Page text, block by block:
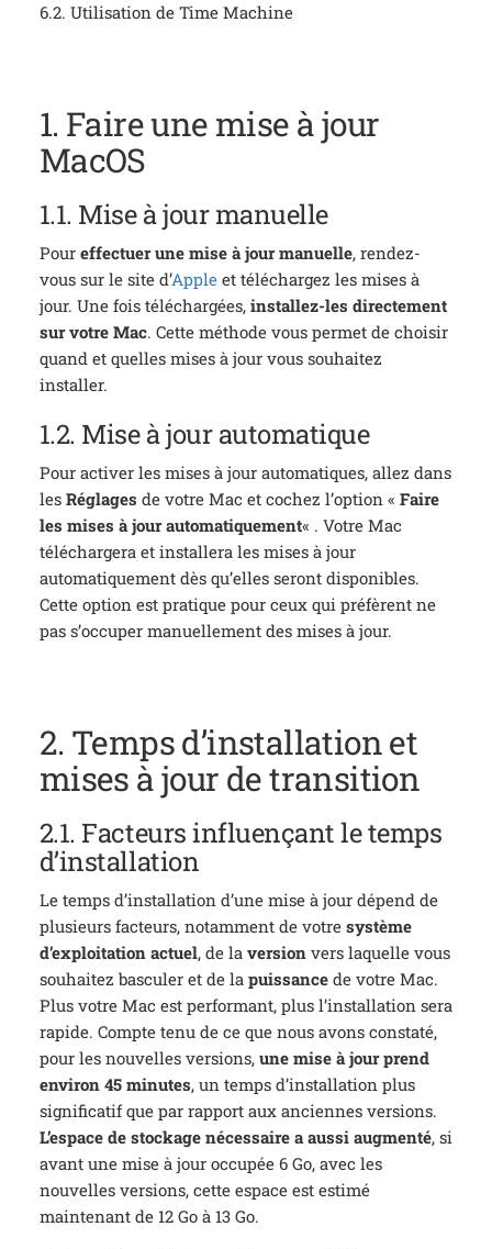
6.2. Utilisation de Time Machine
1. Faire une mise à jour
MacOS
1.1. Mise à jour manuelle
Pour effectuer une mise à jour manuelle, rendez-
vous sur le site d’Appleet téléchargez les mises à
jour. Une fois téléchargées, installez-les directement
sur votre Mac. Cette méthode vous permet de choisir
quand et quelles mises à jour vous souhaitez
installer.
1.2. Mise à jour automatique
Pour activer les mises à jour automatiques, allez dans
les Réglages de votre Mac et cochez l’option « Faire
les mises à jour automatiquement« . Votre Mac
téléchargera et installera les mises à jour
automatiquement dès qu’elles seront disponibles.
Cette option est pratique pour ceux qui préfèrent ne
pas s’occuper manuellement des mises à jour.
2. Temps d’installation et
mises à jour de transition
2.1. Facteurs influençant le temps
d’installation
Le temps d’installation d’une mise à jour dépend de
plusieurs facteurs, notamment de votre système
d’exploitation actuel, de la versionvers laquelle vous
souhaitez basculer et de la puissancede votre Mac.
Plus votre Mac est performant, plus l’installation sera
rapide. Compte tenu de ce que nous avons constaté,
pour les nouvelles versions, une mise à jour prend
environ 45 minutes, un temps d’installation plus
significatif que par rapport aux anciennes versions.
L’espace de stockage nécessaire a aussi augmenté, si
avant une mise à jour occupée 6 Go, avec les
nouvelles versions, cette espace est estimé
maintenant de 12 Go à 13 Go.